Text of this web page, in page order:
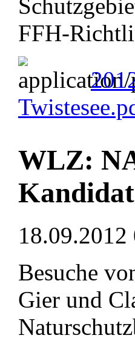
FFH-
WLZ:
18.09.2012
Besuche
Gier und